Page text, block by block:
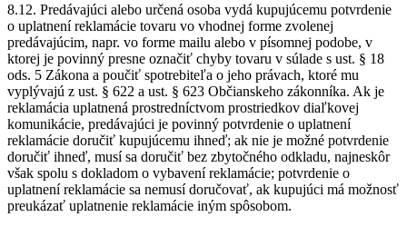
8.12. Predávajúci alebo určená osoba vydá kupujúcemu potvrdenie
o uplatnení reklamácie tovaru vo vhodnej forme zvolenej
predávajúcim, napr. vo forme mailu alebo v písomnej podobe, v
ktorej je povinný presne označiť chyby tovaru v súlade s ust. § 18
ods. 5 Zákona a poučiť spotrebiteľa o jeho právach, ktoré mu
vyplývajú z ust. § 622 a ust. § 623 Občianskeho zákonníka. Ak je
reklamácia uplatnená prostredníctvom prostriedkov diaľkovej
komunikácie, predávajúci je povinný potvrdenie o uplatnení
reklamácie doručiť kupujúcemu ihneď; ak nie je možné potvrdenie
doručiť ihneď, musí sa doručiť bez zbytočného odkladu, najneskôr
však spolu s dokladom o vybavení reklamácie; potvrdenie o
uplatnení reklamácie sa nemusí doručovať, ak kupujúci má možnosť
preukázať uplatnenie reklamácie iným spôsobom.